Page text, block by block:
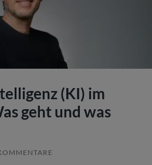
(KI) im
geht und was